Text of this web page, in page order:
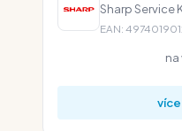
Sharp Service
EAN:
na